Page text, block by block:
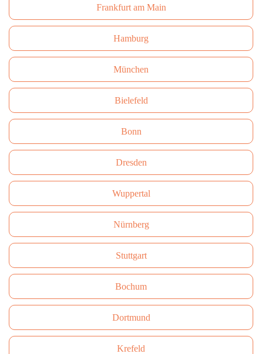
Frankfurt am Main
Hamburg
München
Bielefeld
Bonn
Dresden
Wuppertal
Nürnberg
Stuttgart
Bochum
Dortmund
Krefeld